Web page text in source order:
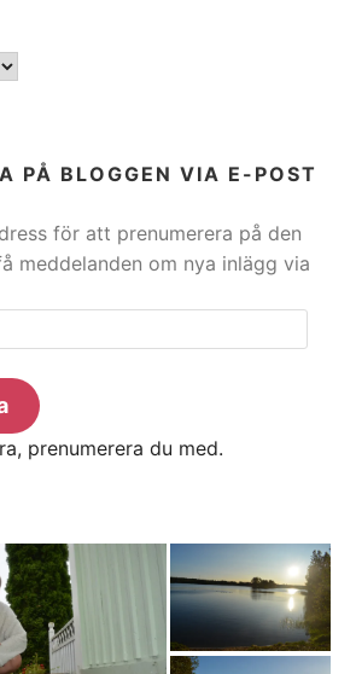
PÅ BLOGGEN VIA E-POST
för att prenumerera på den
meddelanden om nya inlägg via
prenumerera du med.